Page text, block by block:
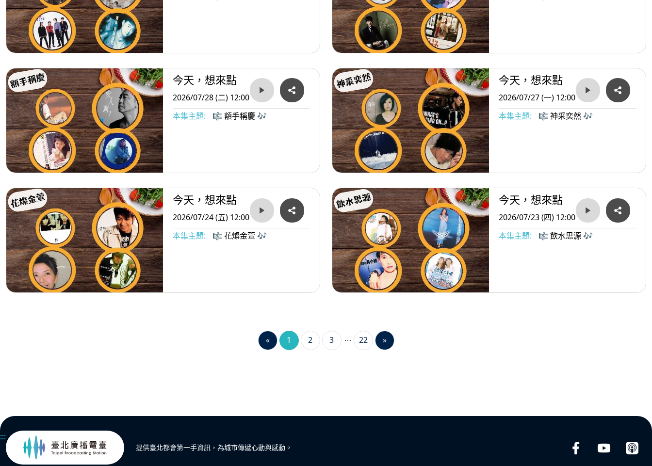
今天，想來點
2026/07/28 (二) 12:00
本集主題:
🎼 額手稱慶 🎶
今天，想來點
2026/07/27 (一) 12:00
本集主題:
🎼 神采奕然 🎶
今天，想來點
2026/07/24 (五) 12:00
本集主題:
🎼 花燦金萱 🎶
今天，想來點
2026/07/23 (四) 12:00
本集主題:
🎼 飲水思源 🎶
« 1 2 3 22 »
:::
提供臺北都會第一手資訊，為城市傳遞心動與感動。